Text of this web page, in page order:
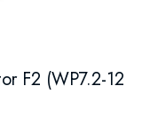
F2 (WP7.2-12